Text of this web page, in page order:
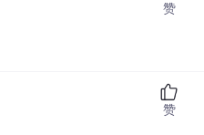
赞
赞